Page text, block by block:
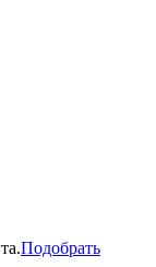
Подобрать